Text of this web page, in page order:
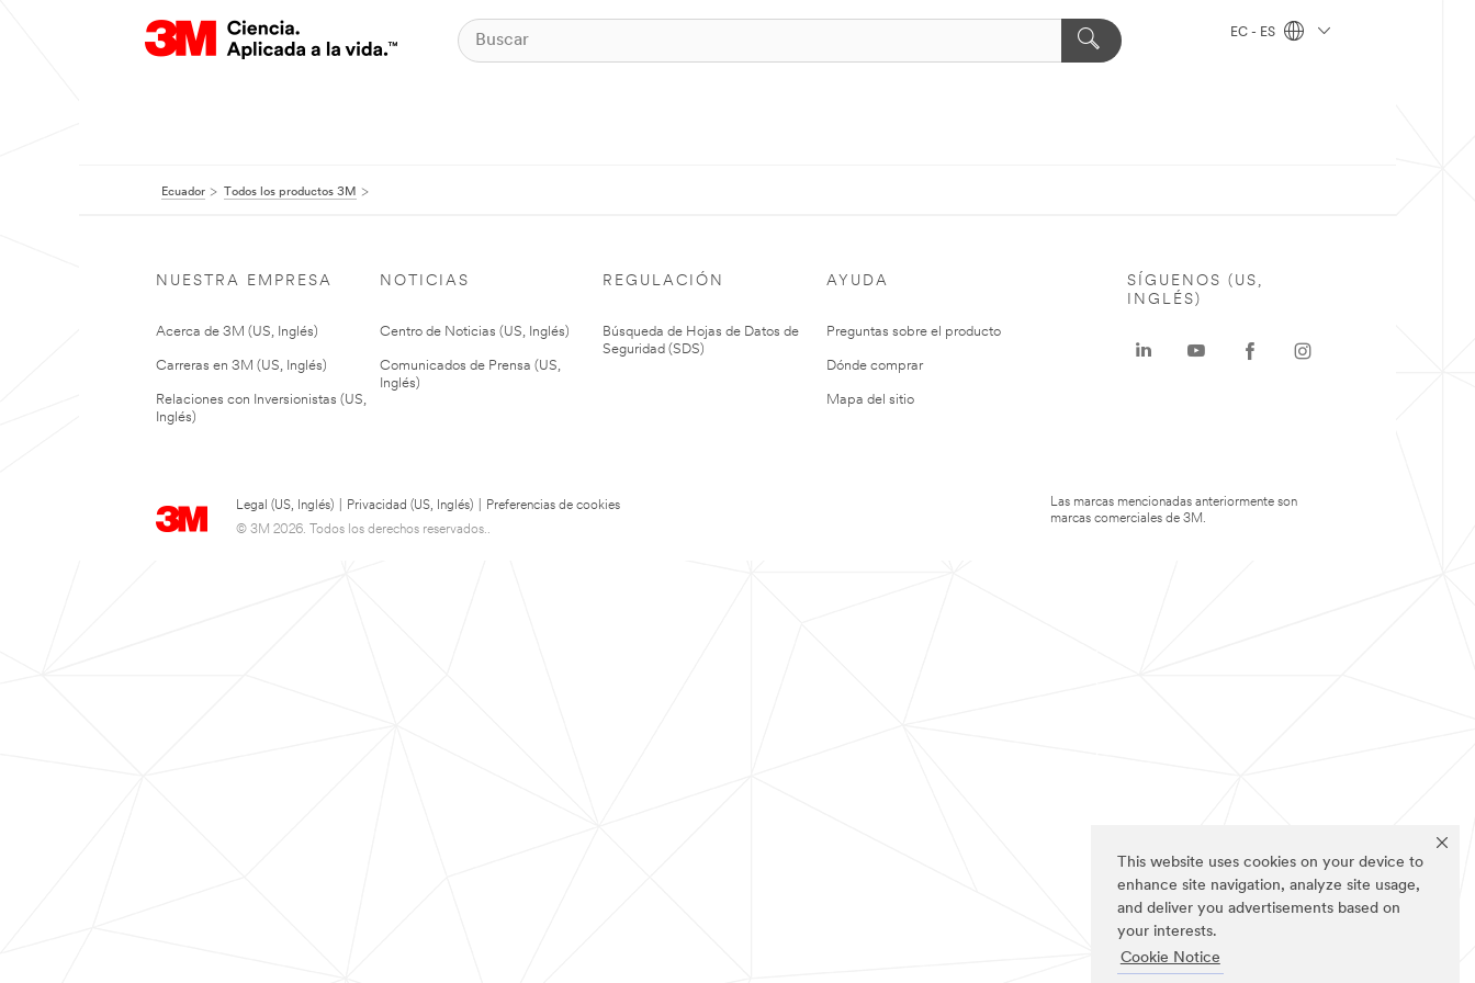
This website uses cookies on your device to
enhance site navigation, analyze site usage,
and deliver you advertisements based on
your interests.
Cookie Notice
EC - ES
Ecuador Todos los productos 3M
NUESTRA EMPRESA
Acerca de 3M (US, Inglés)
Carreras en 3M (US, Inglés)
Relaciones con Inversionistas (US,
Inglés)
NOTICIAS
Centro de Noticias (US, Inglés)
Comunicados de Prensa (US,
Inglés)
REGULACIÓN
Búsqueda de Hojas de Datos de
Seguridad (SDS)
AYUDA
Preguntas sobre el producto
Dónde comprar
Mapa del sitio
Legal (US, Inglés) Privacidad (US, Inglés)
Preferencias de cookies
© 3M 2026. Todos los derechos reservados..
SÍGUENOS (US,
INGLÉS)
Las marcas mencionadas anteriormente son
marcas comerciales de 3M.